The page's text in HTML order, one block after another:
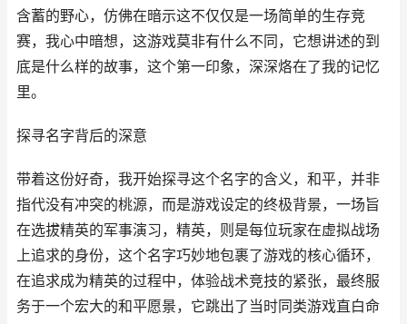
含蓄的野心，仿佛在暗示这不仅仅是一场简单的生存竞
赛，我心中暗想，这游戏莫非有什么不同，它想讲述的到
底是什么样的故事，这个第一印象，深深烙在了我的记忆
里。
探寻名字背后的深意
带着这份好奇，我开始探寻这个名字的含义，和平，并非
指代没有冲突的桃源，而是游戏设定的终极背景，一场旨
在选拔精英的军事演习，精英，则是每位玩家在虚拟战场
上追求的身份，这个名字巧妙地包裹了游戏的核心循环，
在追求成为精英的过程中，体验战术竞技的紧张，最终服
务于一个宏大的和平愿景，它跳出了当时同类游戏直白命